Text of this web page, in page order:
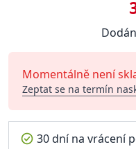
Momentálně není
Zeptat se na termín
30 dní na vrácení